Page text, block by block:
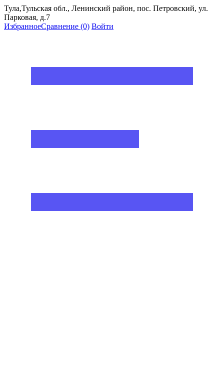
Тула,Тульская обл., Ленинский район, пос. Петровский, ул.
Парковая, д.7
ИзбранноеСравнение (0) Войти